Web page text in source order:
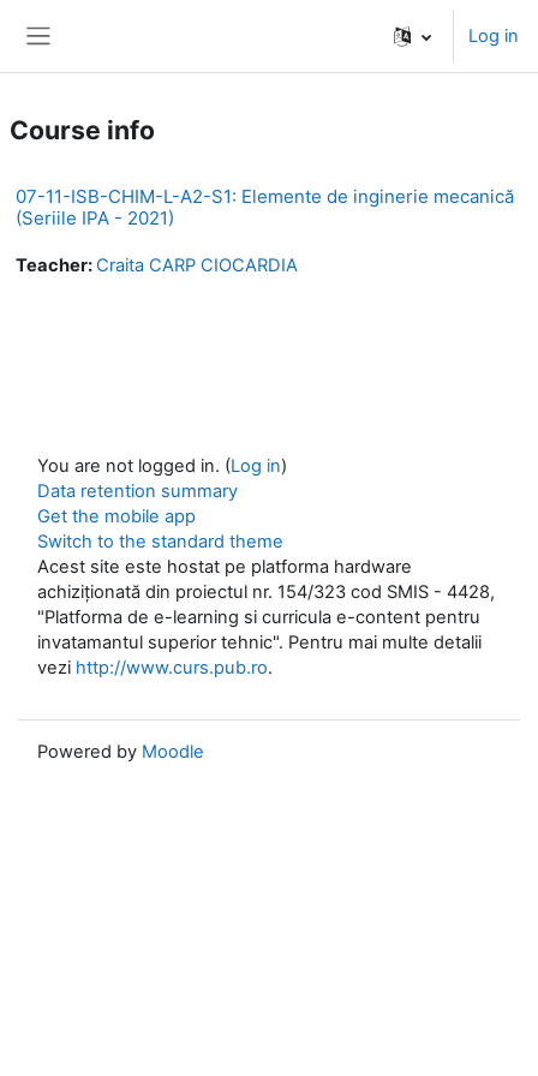
Log in
Course info
07-11-ISB-CHIM-L-A2-S1: Elemente de inginerie mecanică
(Seriile IPA - 2021)
Teacher:Craita CARP CIOCARDIA
You are not logged in. (Log in)
Data retention summary
Get the mobile app
Switch to the standard theme
Acest site este hostat pe platforma hardware
achiziționată din proiectul nr. 154/323 cod SMIS - 4428,
"Platforma de e-learning si curricula e-content pentru
invatamantul superior tehnic". Pentru mai multe detalii
vezi http://www.curs.pub.ro.
Powered by Moodle